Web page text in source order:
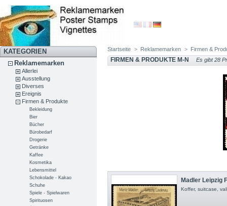
KATEGORIEN
Reklamemarken
Allerlei
Ausstellung
Diverses
Ereignis
Firmen & Produkte
Bekleidung
Bier
Bücher
Bürobedarf
Drogerie
Getränke
Kaffee
Kosmetika
Lebensmittel
Schokolade - Kakao
Schuhe
Spiele - Spielwaren
Spirituosen
Startseite > Reklamemarken > Firmen &
FIRMEN & PRODUKTE M-N Es gibt 28
Madler Leipzig
Koffer, suitcase,